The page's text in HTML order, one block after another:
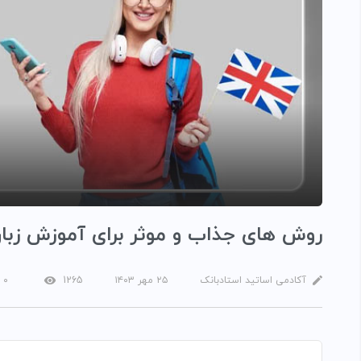
روش های جذاب و موثر برای آموزش
آکادمی اساتید استادبانک ۲۵ مهر ۱۴۰۳ 1265 ۰